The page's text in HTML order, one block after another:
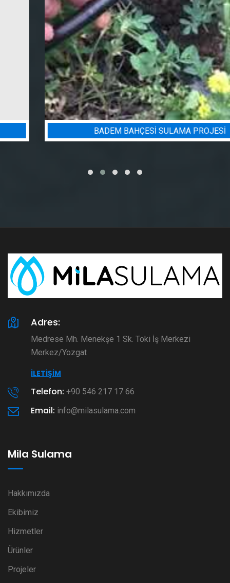
BADEM BAHÇESI SULAMA PROJESI
Adres:
Medrese Mh. Menekşe 1 Sk. Toki İş Merkezi
Merkez/Yozgat
İLETIŞIM
Telefon: +90 546 217 17 66
Email: info@milasulama.com
Mila Sulama
Hakkımızda
Ekibimiz
Hizmetler
Ürünler
Projeler